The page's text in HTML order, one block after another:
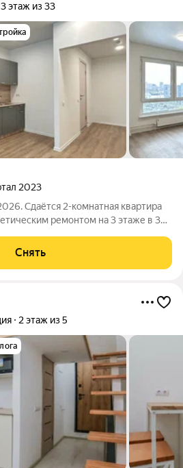
3 этаж из 33
2023
Сдаётся 2-комнатная квартира
ремонтом на 3 этаже в 33-
Снять
2 этаж из 5